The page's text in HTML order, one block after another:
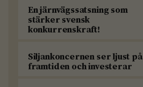
En järnvägssatsning som
stärker svensk
konkurrenskraft!
Siljankoncernen ser ljust på
framtiden och investerar